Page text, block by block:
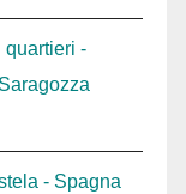
quartieri -
- Spagna